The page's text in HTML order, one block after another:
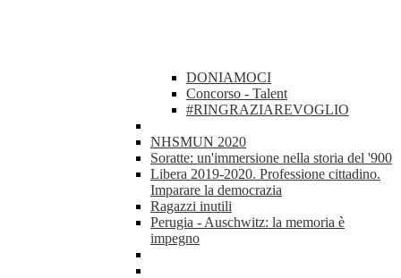
DONIAMOCI
Concorso - Talent
#RINGRAZIAREVOGLIO
NHSMUN 2020
Soratte: un'immersione nella storia del '900
Libera 2019-2020. Professione cittadino.
Imparare la democrazia
Ragazzi inutili
Perugia - Auschwitz: la memoria è
impegno